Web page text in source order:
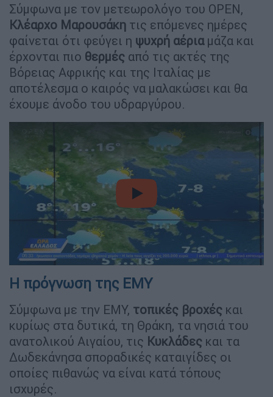
Σύμφωνα με τον μετεωρολόγο του OPEN,
Κλέαρχο Μαρουσάκη τις επόμενες ημέρες
φαίνεται ότι φεύγει η ψυχρή αέριαμάζα και
έρχονται πιο θερμές από τις ακτές της
Βόρειας Αφρικής και της Ιταλίας με
αποτέλεσμα ο καιρός να μαλακώσει και θα
έχουμε άνοδο του υδραργύρου.
video
Η πρόγνωση της ΕΜΥ
Σύμφωνα με την ΕΜΥ, τοπικές βροχές και
κυρίως στα δυτικά, τη Θράκη, τα νησιά του
ανατολικού Αιγαίου, τις Κυκλάδες και τα
Δωδεκάνησα σποραδικές καταιγίδες οι
οποίες πιθανώς να είναι κατά τόπους
ισχυρές.